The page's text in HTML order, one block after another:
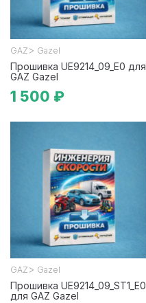
GAZ > Gazel
Прошивка UE9214_09_E0 для
GAZ Gazel
1 500 ₽
GAZ > Gazel
Прошивка UE9214_09_ST1_E0
для GAZ Gazel